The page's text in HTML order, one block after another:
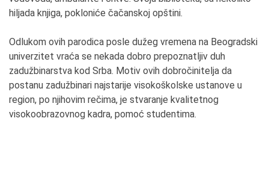
hiljada knjiga, pokloniće čačanskoj opštini.
Odlukom ovih parodica posle dužeg vremena na Beogradski
univerzitet vraća se nekada dobro prepoznatljiv duh
zadužbinarstva kod Srba. Motiv ovih dobročinitelja da
postanu zadužbinari najstarije visokoškolske ustanove u
region, po njihovim rečima, je stvaranje kvalitetnog
visokoobrazovnog kadra, pomoć studentima.